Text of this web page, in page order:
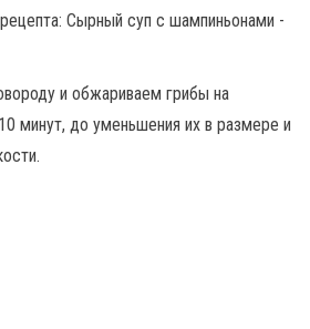
и обжариваем грибы на
минут, до уменьшения их в размере и